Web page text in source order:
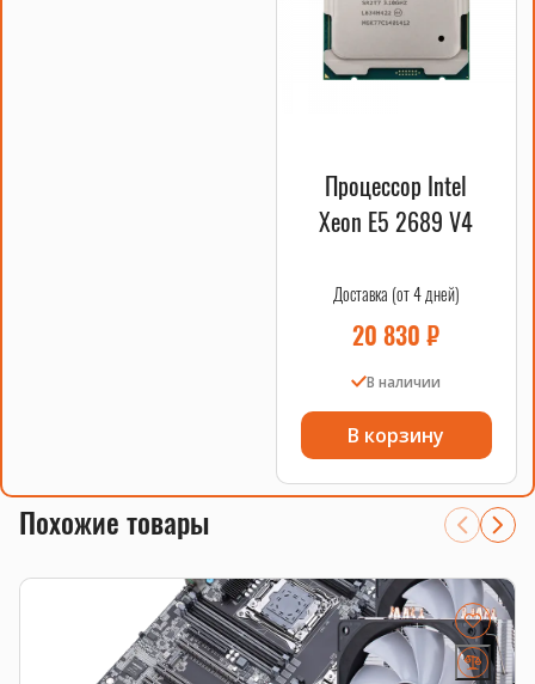
сервера, который обеспечит вам стабильную и
эффективную работу на долгие годы. Закажите его прямо
сейчас и оцените все преимущества многопроцессорной
системы на базе материнской платы для Xeon и серверной
Процессор Intel
Xeon E5 2689 V4
Доставка (от 4 дней)
20 830₽
В наличии
В корзину
Похожие товары